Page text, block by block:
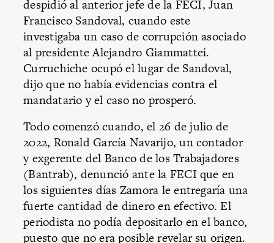
despidió al anterior jefe de la FECI, Juan
Francisco Sandoval, cuando este
investigaba un caso de corrupción asociado
al presidente Alejandro Giammattei.
Curruchiche ocupó el lugar de Sandoval,
dijo que no había evidencias contra el
mandatario y el caso no prosperó.
Todo comenzó cuando, el 26 de julio de
2022, Ronald García Navarijo, un contador
y exgerente del Banco de los Trabajadores
(Bantrab), denunció ante la FECI que en
los siguientes días Zamora le entregaría una
fuerte cantidad de dinero en efectivo. El
periodista no podía depositarlo en el banco,
puesto que no era posible revelar su origen.